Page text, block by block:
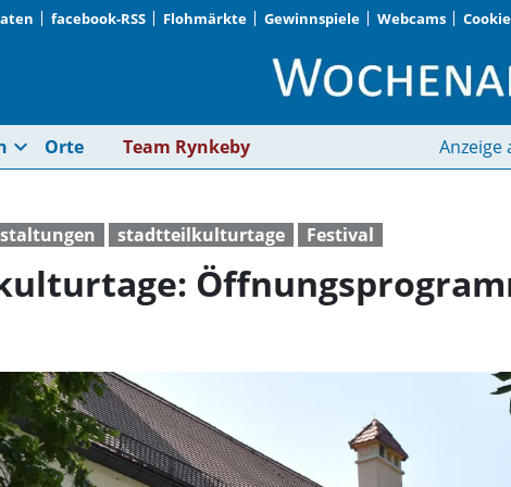
facebook-RSS Flohmärkte Gewinnspiele Webcams
Moosacher
expand_more Orte Team Rynkeby Anzeige
stadtteilkulturtage Festival